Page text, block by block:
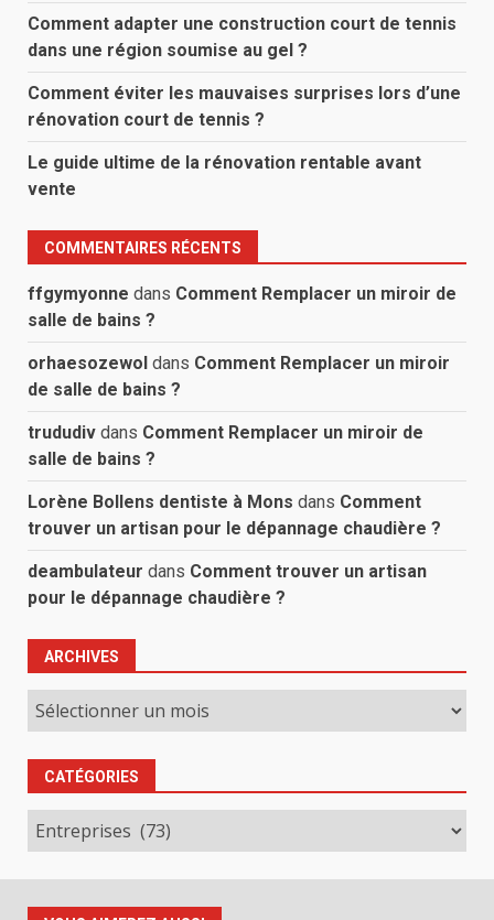
Comment adapter une construction court de tennis
dans une région soumise au gel ?
Comment éviter les mauvaises surprises lors d’une
rénovation court de tennis ?
Le guide ultime de la rénovation rentable avant
vente
COMMENTAIRES RÉCENTS
ffgymyonne dans Comment Remplacer un miroir de
salle de bains ?
orhaesozewol dans Comment Remplacer un miroir
de salle de bains ?
trududiv dans Comment Remplacer un miroir de
salle de bains ?
Lorène Bollens dentiste à Mons dans Comment
trouver un artisan pour le dépannage chaudière ?
deambulateur dans Comment trouver un artisan
pour le dépannage chaudière ?
ARCHIVES
Archives
CATÉGORIES
Catégories